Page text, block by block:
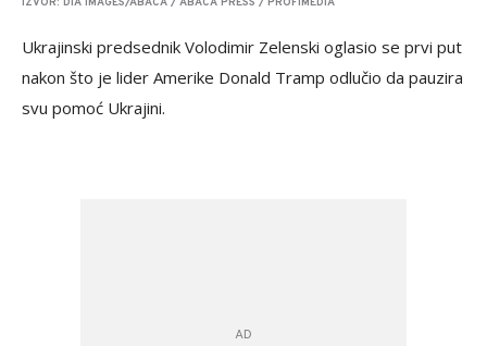
Ukrajinski predsednik Volodimir Zelenski oglasio se prvi put
nakon što je lider Amerike Donald Tramp odlučio da pauzira
svu pomoć Ukrajini.